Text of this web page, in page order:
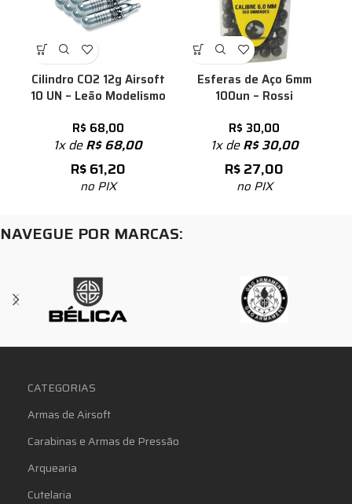
Cilindro CO2 12g Airsoft
10 UN – Leão Modelismo
R$ 68,00
1x deR$68,00
R$61,20
no PIX
Esferas de Aço 6mm
100un – Rossi
R$ 30,00
1x deR$30,00
R$27,00
no PIX
NAVEGUE POR MARCAS:
CATEGORIAS
Armas de Airsoft
Carabinas e Armas de Pressão
Arquearia
Cutelaria